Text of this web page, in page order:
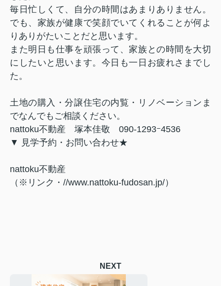
毎日忙しくて、自分の時間はあまりありません。
でも、家族が健康で笑顔でいてくれることが何よ
りありがたいことだと思います。
また明日も仕事を頑張って、家族との時間を大切
にしたいと思います。今日も一日お疲れさまでし
た。
土地の購入・分譲住宅の内覧・リノベーションま
でなんでもご相談ください。
nattoku不動産 塚本佳敬 090-1293ｰ4536
▼ 見学予約・お問い合わせ★
nattoku不動産
（※リンク・//www.nattoku-fudosan.jp/）
NEXT